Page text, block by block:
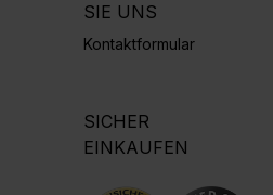
SIE UNS
Kontaktformular
SICHER
EINKAUFEN